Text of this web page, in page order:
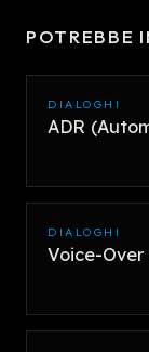
POTREBBE
DIALOGHI
ADR
DIALOGHI
Voice-Over